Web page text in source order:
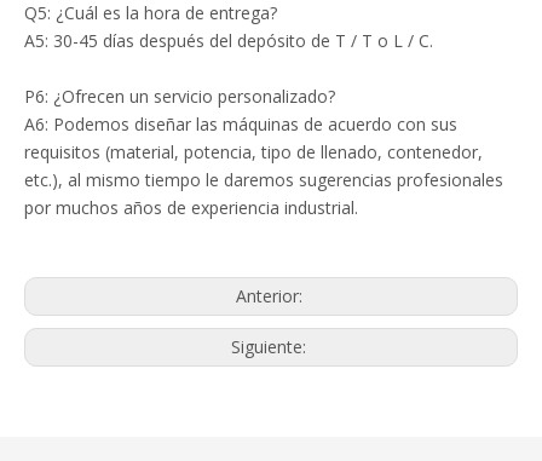
Q5: ¿Cuál es la hora de entrega?
A5: 30-45 días después del depósito de T / T o L / C.
P6: ¿Ofrecen un servicio personalizado?
A6: Podemos diseñar las máquinas de acuerdo con sus
requisitos (material, potencia, tipo de llenado, contenedor,
etc.), al mismo tiempo le daremos sugerencias profesionales
por muchos años de experiencia industrial.
Anterior:
Siguiente: